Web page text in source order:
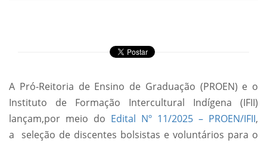
A Pró-Reitoria de Ensino de Graduação (PROEN) e o
Instituto de Formação Intercultural Indígena (IFII)
lançam,por meio do Edital Nº 11/2025 – PROEN/IFII,
a seleção de discentes bolsistas e voluntários para o